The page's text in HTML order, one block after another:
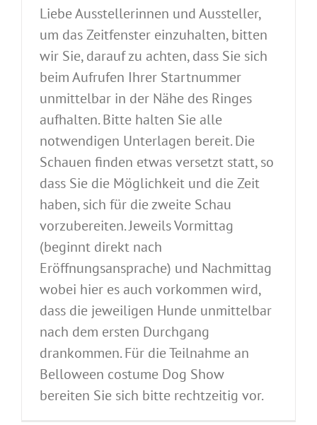
Liebe Ausstellerinnen und Aussteller,
um das Zeitfenster einzuhalten, bitten
wir Sie, darauf zu achten, dass Sie sich
beim Aufrufen Ihrer Startnummer
unmittelbar in der Nähe des Ringes
aufhalten. Bitte halten Sie alle
notwendigen Unterlagen bereit. Die
Schauen finden etwas versetzt statt, so
dass Sie die Möglichkeit und die Zeit
haben, sich für die zweite Schau
vorzubereiten. Jeweils Vormittag
(beginnt direkt nach
Eröffnungsansprache) und Nachmittag
wobei hier es auch vorkommen wird,
dass die jeweiligen Hunde unmittelbar
nach dem ersten Durchgang
drankommen. Für die Teilnahme an
Belloween costume Dog Show
bereiten Sie sich bitte rechtzeitig vor.